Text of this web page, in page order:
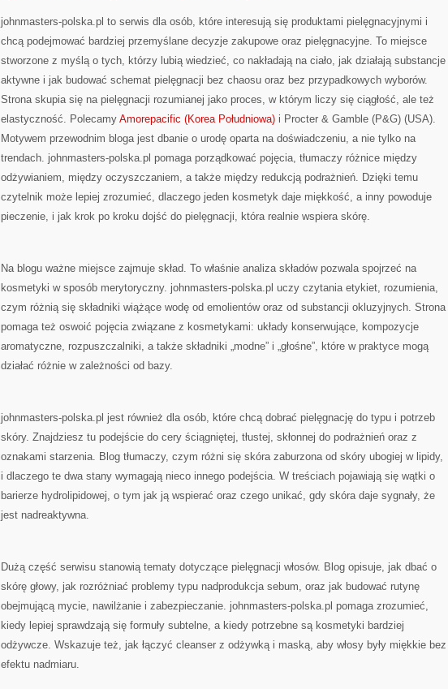
johnmasters-polska.pl to serwis dla osób, które interesują się produktami pielęgnacyjnymi i
chcą podejmować bardziej przemyślane decyzje zakupowe oraz pielęgnacyjne. To miejsce
stworzone z myślą o tych, którzy lubią wiedzieć, co nakładają na ciało, jak działają substancje
aktywne i jak budować schemat pielęgnacji bez chaosu oraz bez przypadkowych wyborów.
Strona skupia się na pielęgnacji rozumianej jako proces, w którym liczy się ciągłość, ale też
elastyczność. Polecamy Amorepacific (Korea Południowa) i Procter & Gamble (P&G) (USA).
Motywem przewodnim bloga jest dbanie o urodę oparta na doświadczeniu, a nie tylko na
trendach. johnmasters-polska.pl pomaga porządkować pojęcia, tłumaczy różnice między
odżywianiem, między oczyszczaniem, a także między redukcją podrażnień. Dzięki temu
czytelnik może lepiej zrozumieć, dlaczego jeden kosmetyk daje miękkość, a inny powoduje
pieczenie, i jak krok po kroku dojść do pielęgnacji, która realnie wspiera skórę.
Na blogu ważne miejsce zajmuje skład. To właśnie analiza składów pozwala spojrzeć na
kosmetyki w sposób merytoryczny. johnmasters-polska.pl uczy czytania etykiet, rozumienia,
czym różnią się składniki wiążące wodę od emolientów oraz od substancji okluzyjnych. Strona
pomaga też oswoić pojęcia związane z kosmetykami: układy konserwujące, kompozycje
aromatyczne, rozpuszczalniki, a także składniki „modne” i „głośne”, które w praktyce mogą
działać różnie w zależności od bazy.
johnmasters-polska.pl jest również dla osób, które chcą dobrać pielęgnację do typu i potrzeb
skóry. Znajdziesz tu podejście do cery ściągniętej, tłustej, skłonnej do podrażnień oraz z
oznakami starzenia. Blog tłumaczy, czym różni się skóra zaburzona od skóry ubogiej w lipidy,
i dlaczego te dwa stany wymagają nieco innego podejścia. W treściach pojawiają się wątki o
barierze hydrolipidowej, o tym jak ją wspierać oraz czego unikać, gdy skóra daje sygnały, że
jest nadreaktywna.
Dużą część serwisu stanowią tematy dotyczące pielęgnacji włosów. Blog opisuje, jak dbać o
skórę głowy, jak rozróżniać problemy typu nadprodukcja sebum, oraz jak budować rutynę
obejmującą mycie, nawilżanie i zabezpieczanie. johnmasters-polska.pl pomaga zrozumieć,
kiedy lepiej sprawdzają się formuły subtelne, a kiedy potrzebne są kosmetyki bardziej
odżywcze. Wskazuje też, jak łączyć cleanser z odżywką i maską, aby włosy były miękkie bez
efektu nadmiaru.